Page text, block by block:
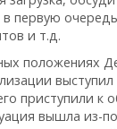
первую
и т.д.
положениях
приступили к
вышла из-